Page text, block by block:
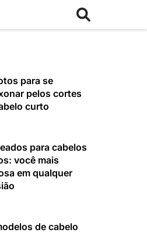
para se
pelos cortes
curto
para cabelos
você mais
em qualquer
de cabelo